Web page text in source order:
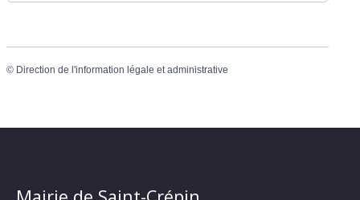
© Direction de l'information légale et administrative